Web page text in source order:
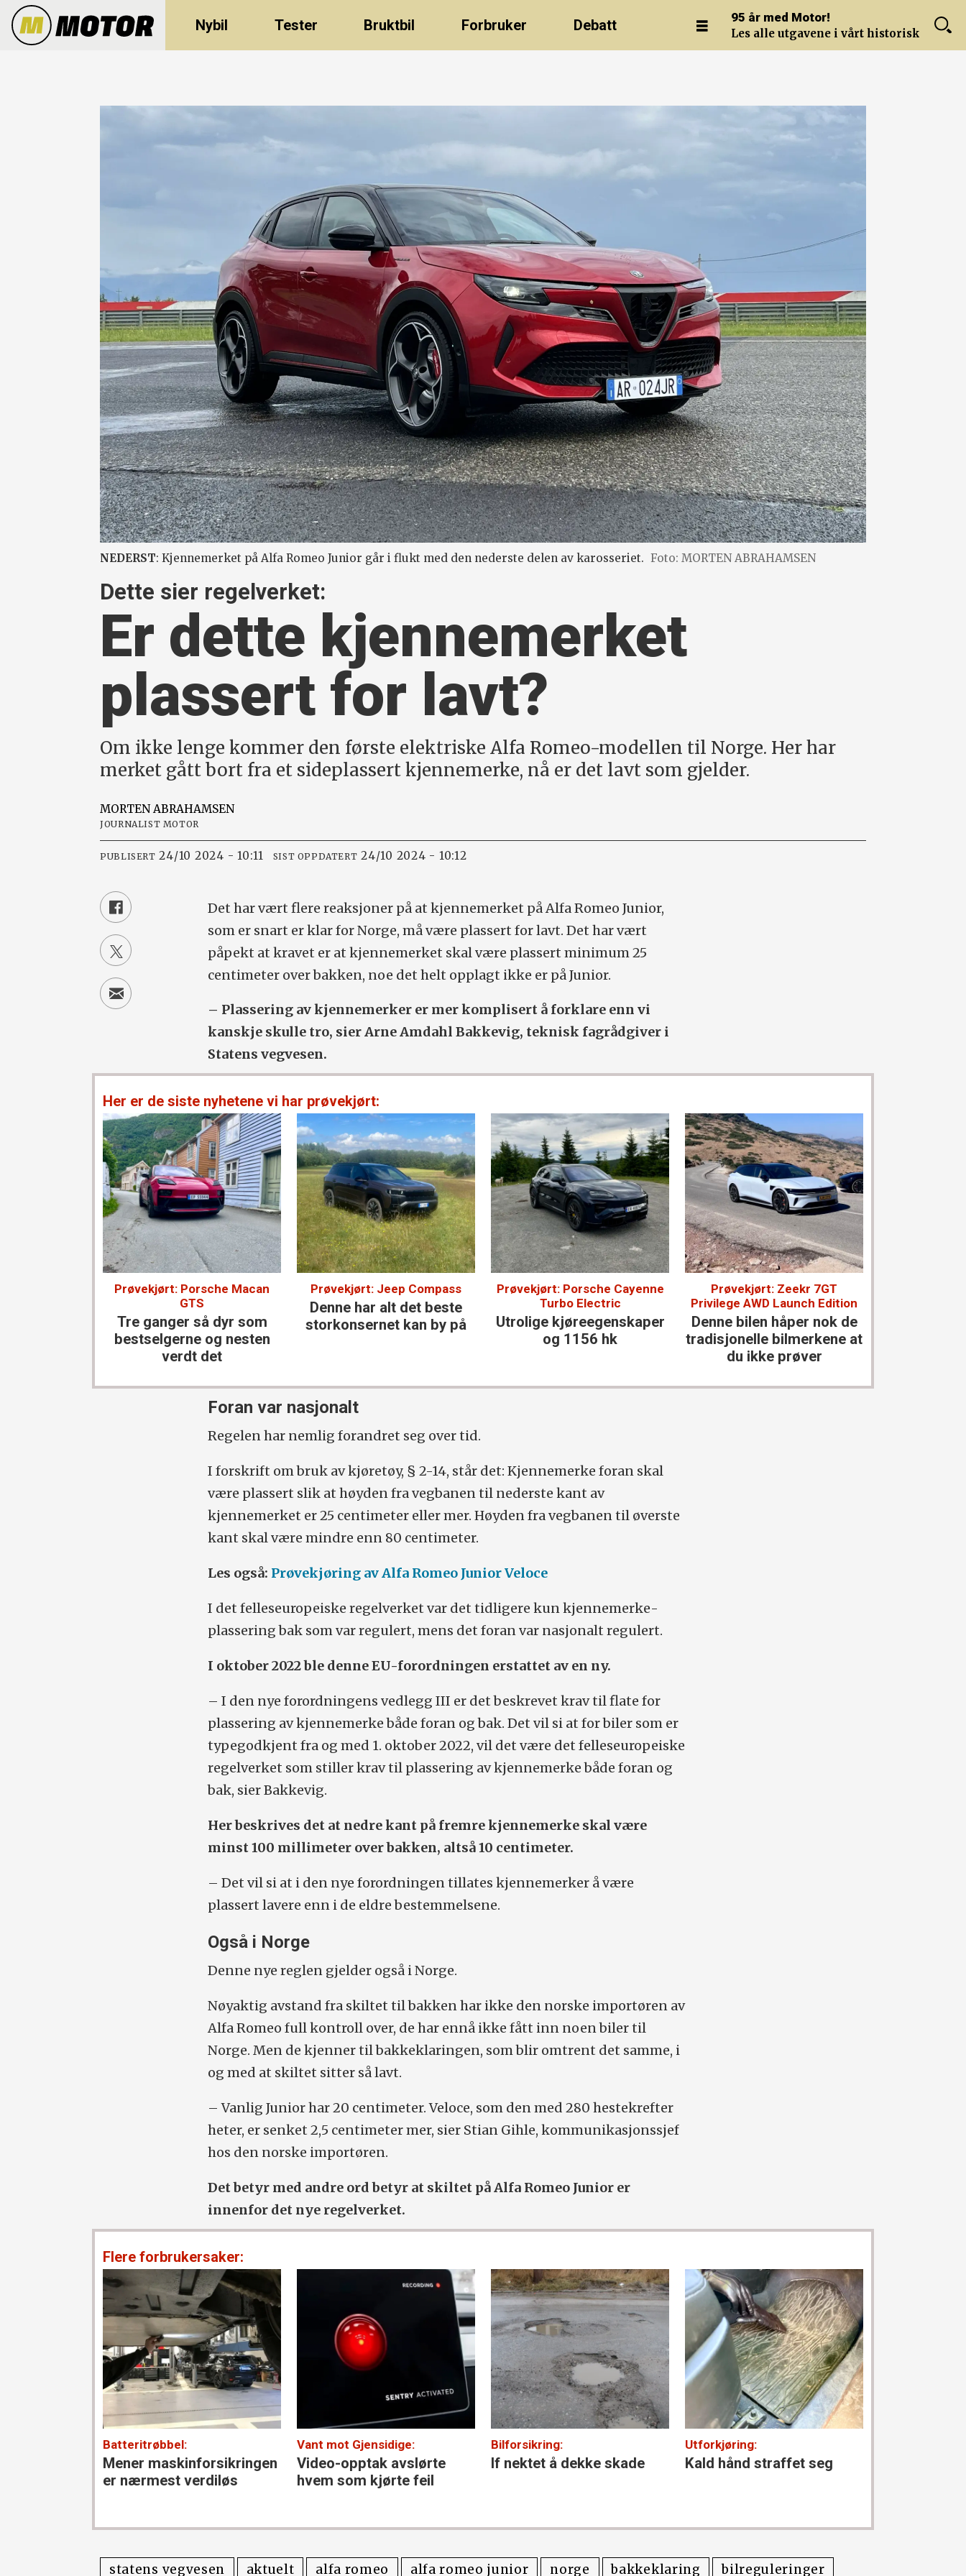
Nybil Tester Bruktbil Forbruker Debatt 95 år med Motor!
Les alle utgavene i vårt historiske arkiv.
NEDERST: Kjennemerket på Alfa Romeo Junior går i flukt med den nederste delen av karosseriet. Foto: MORTEN ABRAHAMSEN
Dette sier regelverket:
Er dette kjenne­merket
plassert for lavt?
Om ikke lenge kommer den første elektriske Alfa Romeo-modellen til Norge. Her har
merket gått bort fra et sideplassert kjennemerke, nå er det lavt som gjelder.
MORTEN ABRAHAMSEN
JOURNALIST MOTOR
PUBLISERT 24/10 2024 - 10:11 SIST OPPDATERT 24/10 2024 - 10:12
Det har vært flere reaksjoner på at kjennemerket på Alfa Romeo Junior,
som er snart er klar for Norge, må være plassert for lavt. Det har vært
påpekt at kravet er at kjennemerket skal være plassert minimum 25
centimeter over bakken, noe det helt opplagt ikke er på Junior.
– Plassering av kjennemerker er mer komplisert å forklare enn vi
kanskje skulle tro, sier Arne Amdahl Bakkevig, teknisk fagrådgiver i
Statens vegvesen.
Her er de siste nyhetene vi har prøvekjørt:
Prøvekjørt: Porsche Macan
GTS
Tre ganger så dyr som
bestselgerne og nesten
verdt det
Prøvekjørt: Jeep Compass
Denne har alt det beste
storkonsernet kan by på
Prøvekjørt: Porsche Cayenne
Turbo Electric
Utrolige kjøre­egenskaper
og 1156 hk
Prøvekjørt: Zeekr 7GT
Privilege AWD Launch Edition
Denne bilen håper nok de
tradisjonelle bilmerkene at
du ikke prøver
Foran var nasjonalt
Regelen har nemlig forandret seg over tid.
I forskrift om bruk av kjøretøy, § 2-14, står det: Kjennemerke foran skal
være plassert slik at høyden fra vegbanen til nederste kant av
kjennemerket er 25 centimeter eller mer. Høyden fra vegbanen til øverste
kant skal være mindre enn 80 centimeter.
Les også: Prøvekjøring av Alfa Romeo Junior Veloce
I det felleseuropeiske regelverket var det tidligere kun kjennemerke­
plassering bak som var regulert, mens det foran var nasjonalt regulert.
I oktober 2022 ble denne EU-forordningen erstattet av en ny.
– I den nye forordningens vedlegg III er det beskrevet krav til flate for
plassering av kjennemerke både foran og bak. Det vil si at for biler som er
typegodkjent fra og med 1. oktober 2022, vil det være det felleseuropeiske
regelverket som stiller krav til plassering av kjennemerke både foran og
bak, sier Bakkevig.
Her beskrives det at nedre kant på fremre kjennemerke skal være
minst 100 millimeter over bakken, altså 10 centimeter.
– Det vil si at i den nye forordningen tillates kjennemerker å være
plassert lavere enn i de eldre bestemmelsene.
Også i Norge
Denne nye reglen gjelder også i Norge.
Nøyaktig avstand fra skiltet til bakken har ikke den norske importøren av
Alfa Romeo full kontroll over, de har ennå ikke fått inn noen biler til
Norge. Men de kjenner til bakkeklaringen, som blir omtrent det samme, i
og med at skiltet sitter så lavt.
– Vanlig Junior har 20 centimeter. Veloce, som den med 280 hestekrefter
heter, er senket 2,5 centimeter mer, sier Stian Gihle, kommunikasjonssjef
hos den norske importøren.
Det betyr med andre ord betyr at skiltet på Alfa Romeo Junior er
innenfor det nye regelverket.
Flere forbrukersaker:
Batteritrøbbel:
Mener maskin­forsikringen
er nærmest verdiløs
Vant mot Gjensidige:
Video-opptak avslørte
hvem som kjørte feil
Bilforsikring:
If nektet å dekke skade
Utforkjøring:
Kald hånd straffet seg
statens vegvesen aktuelt alfa romeo alfa romeo junior norge bakkeklaring bilreguleringer